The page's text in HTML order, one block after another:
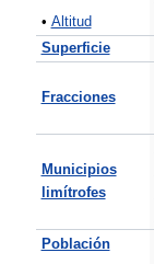
• Altitud
Superficie
Fracciones
Municipios
limítrofes
Población